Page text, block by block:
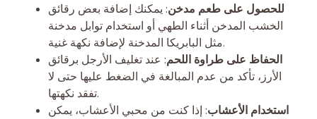
للحصول على طعم مدخن: يمكنك إضافة بعض رقائق
الخشب المدخن أثناء الطهي أو استخدام توابل مدخنة
مثل البابريكا المدخنة لإضافة نكهة غنية.
الحفاظ على طراوة اللحم: عند تغليف الأرجل برقائق
الأرز، تأكد من عدم المبالغة في الضغط عليها حتى لا
تفقد نكهتها.
استخدام الأعشاب: إذا كنت من محبي الأعشاب، يمكن